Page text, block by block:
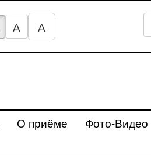
А А
О приёме
Фото-Видео